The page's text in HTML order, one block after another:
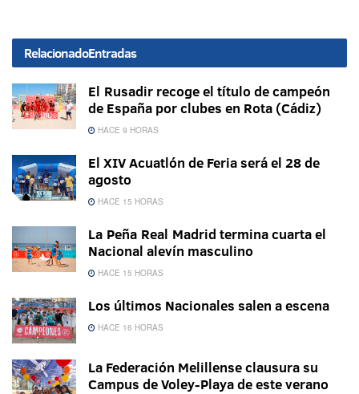
RelacionadoEntradas
El Rusadir recoge el título de campeón
de España por clubes en Rota (Cádiz)
HACE 9 HORAS
El XIV Acuatlón de Feria será el 28 de
agosto
HACE 15 HORAS
La Peña Real Madrid termina cuarta el
Nacional alevín masculino
HACE 15 HORAS
Los últimos Nacionales salen a escena
HACE 16 HORAS
La Federación Melillense clausura su
Campus de Voley-Playa de este verano